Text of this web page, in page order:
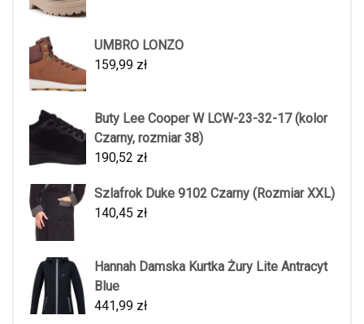
UMBRO LONZO
159,99 zł
Buty Lee Cooper W LCW-23-32-17 (kolor
Czarny, rozmiar 38)
190,52 zł
Szlafrok Duke 9102 Czarny (Rozmiar XXL)
140,45 zł
Hannah Damska Kurtka Żury Lite Antracyt
Blue
441,99 zł